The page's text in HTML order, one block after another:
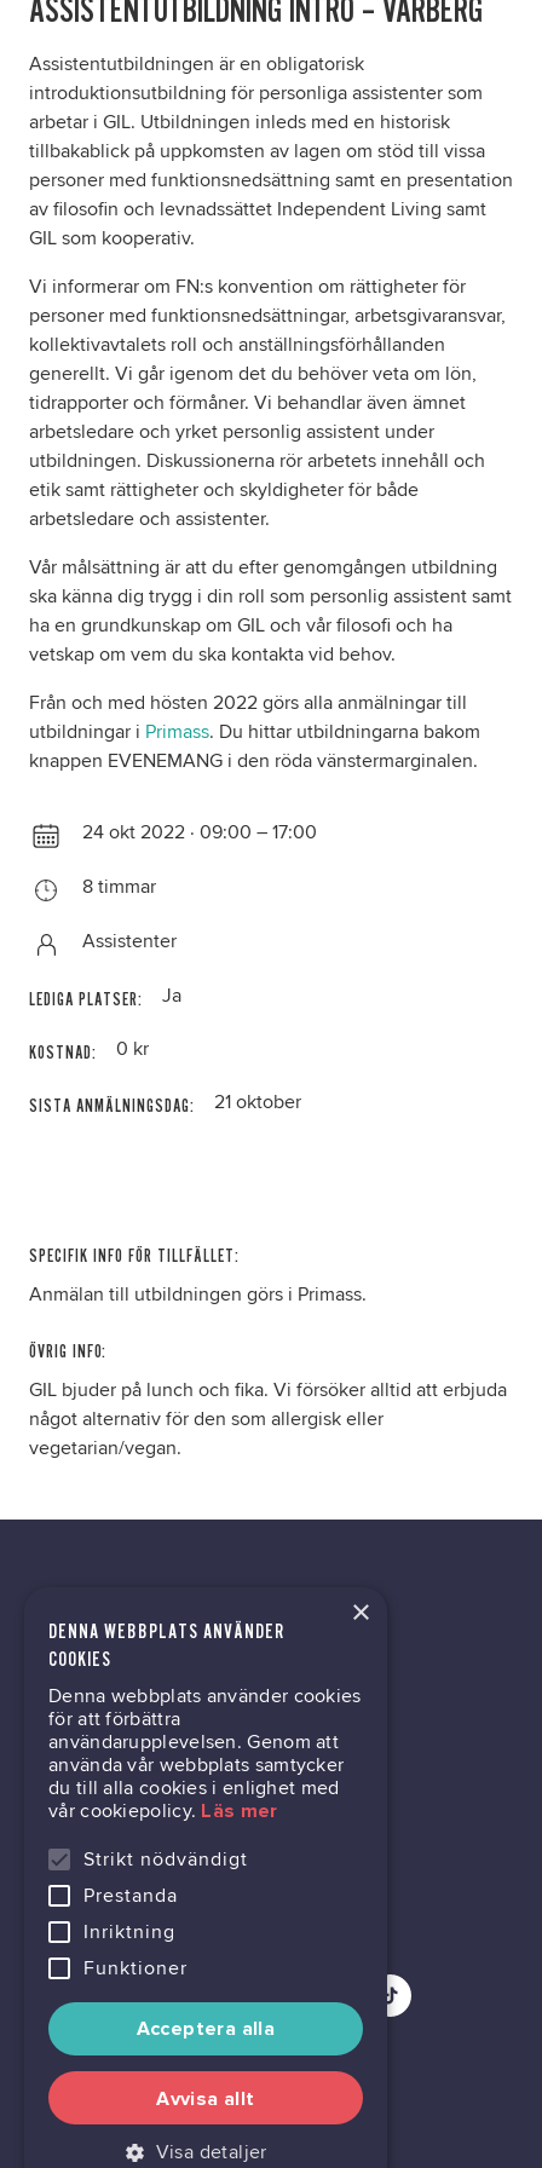
Om oss
Nyheter
ASSISTENTUTBILDNING INTRO – VARBERG
Assistentutbildningen är en obligatorisk
introduktionsutbildning för personliga assistenter som
arbetar i GIL. Utbildningen inleds med en historisk
tillbakablick på uppkomsten av lagen om stöd till vissa
personer med funktionsnedsättning samt en presentation
av filosofin och levnadssättet Independent Living samt
GIL som kooperativ.
Vi informerar om FN:s konvention om rättigheter för
personer med funktionsnedsättningar, arbetsgivaransvar,
kollektivavtalets roll och anställningsförhållanden
generellt. Vi går igenom det du behöver veta om lön,
tidrapporter och förmåner. Vi behandlar även ämnet
arbetsledare och yrket personlig assistent under
utbildningen. Diskussionerna rör arbetets innehåll och
etik samt rättigheter och skyldigheter för både
arbetsledare och assistenter.
Vår målsättning är att du efter genomgången utbildning
ska känna dig trygg i din roll som personlig assistent samt
ha en grundkunskap om GIL och vår filosofi och ha
vetskap om vem du ska kontakta vid behov.
Från och med hösten 2022 görs alla anmälningar till
utbildningar i Primass. Du hittar utbildningarna bakom
knappen EVENEMANG i den röda vänstermarginalen.
24 okt 2022 · 09:00 – 17:00
8 timmar
Assistenter
LEDIGA PLATSER: Ja
KOSTNAD: 0 kr
SISTA ANMÄLNINGSDAG: 21 oktober
SPECIFIK INFO FÖR TILLFÄLLET:
Anmälan till utbildningen görs i Primass.
ÖVRIG INFO:
GIL bjuder på lunch och fika. Vi försöker alltid att erbjuda
något alternativ för den som allergisk eller
vegetarian/vegan.
kontor@gil.se
031-63 64 80
Mölndalsvägen 30B
Box 24061
400 22 Göteborg
716444-6762
×
DENNA WEBBPLATS ANVÄNDER
COOKIES
Denna webbplats använder cookies
för att förbättra
användarupplevelsen. Genom att
använda vår webbplats samtycker
du till alla cookies i enlighet med
vår cookiepolicy. Läs mer
Strikt nödvändigt
Prestanda
Inriktning
Funktioner
Acceptera alla
Avvisa allt
Visa detaljer